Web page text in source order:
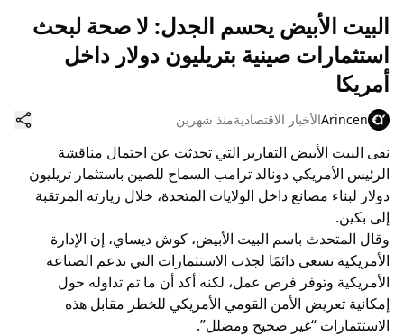
البيت الأبيض يحسم الجدل: لا صحة لبحث
استثمارات صينية بتريليون دولار داخل
أمريكا
Arincenالأخبار الاقتصاديةمنذ شهرين
نفى البيت الأبيض التقارير التي تحدثت عن احتمال مناقشة
الرئيس الأمريكي دونالد ترامب السماح للصين باستثمار تريليون
دولار لبناء مصانع داخل الولايات المتحدة، خلال زيارته المرتقبة
إلى بكين.
وقال المتحدث باسم البيت الأبيض، كوش ديساي، إن الإدارة
الأمريكية تسعى دائمًا لجذب الاستثمارات التي تدعم الصناعة
الأمريكية وتوفر فرص عمل، لكنه أكد أن ما تم تداوله حول
إمكانية تعريض الأمن القومي الأمريكي للخطر مقابل هذه
الاستثمارات “غير صحيح ومضلل”.